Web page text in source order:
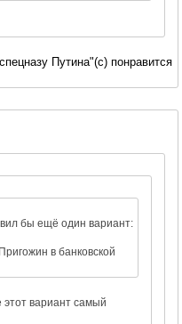
Путина"(с) понравится
бы ещё один вариант:
в банковской
этот вариант самый